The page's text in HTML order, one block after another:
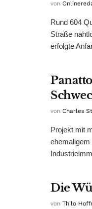
von
Rund 604
Straße
erfolgte
von Charles
Projekt mit
Die
von Thilo